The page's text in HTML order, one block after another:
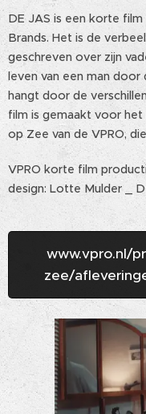
DE JAS is een korte
Brands. Het is de
geschreven over zijn
leven van een man door
hangt door de
film is gemaakt voor
op Zee van de VPRO,
VPRO korte film
design: Lotte Mulder _
www.vpro.nl/
zee/